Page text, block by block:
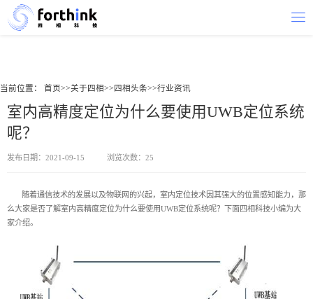
当前位置： 首页>>关于四相>> 四相头条>>行业资讯
室内高精度定位为什么要使用UWB定位系统
呢？
发布日期：2021-09-15 浏览次数：25
随着通信技术的发展以及物联网的兴起，室内定位技术因其强大的位置感知能力，那
么大家是否了解室内高精度定位为什么要使用UWB定位系统呢？下面四相科技小编为大
家介绍。